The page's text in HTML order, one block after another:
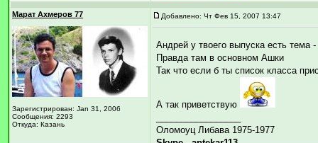
Марат Ахмеров 77
Зарегистрирован: Jan 31, 2006
Сообщения: 2293
Откуда: Казань
Добавлено: Чт Фев 15, 2007 13:47
Андрей у твоего выпуска есть тема
Правда там в основном Ашки
Так что если б ты список класса
А так приветствую
Оломоуц Либава 1975-1977